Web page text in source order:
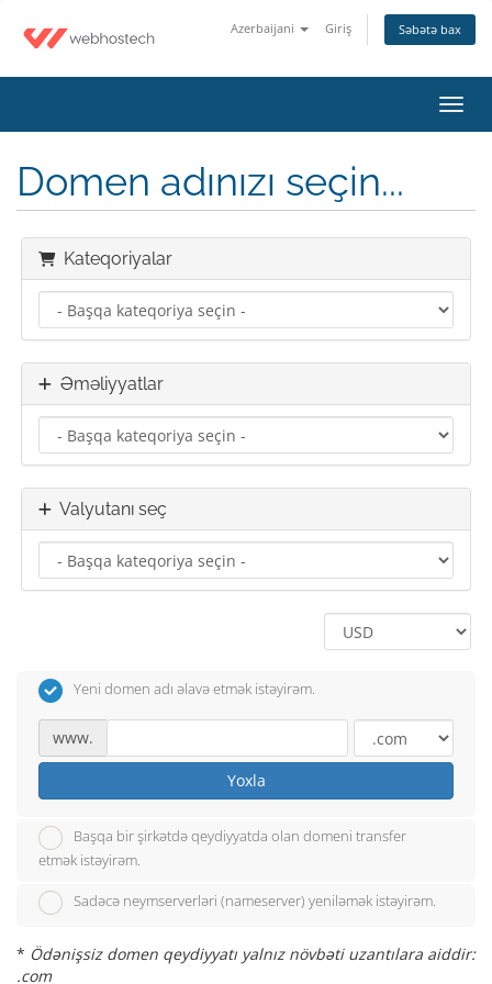
Azerbaijani Giriş Səbətə bax
Domen adınızı seçin...
Kateqoriyalar
Əməliyyatlar
Valyutanı seç
Yeni domen adı əlavə etmək istəyirəm.
www.
Yoxla
Başqa bir şirkətdə qeydiyyatda olan domeni transfer
etmək istəyirəm.
Sadəcə neymserverləri (nameserver) yeniləmək istəyirəm.
* Ödənişsiz domen qeydiyyatı yalnız növbəti uzantılara aiddir:
.com